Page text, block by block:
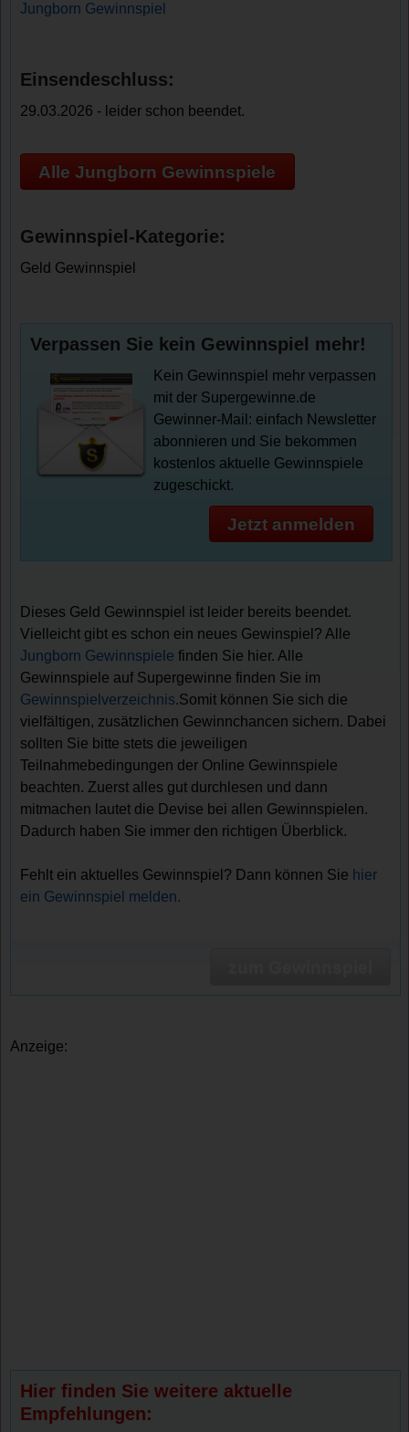
Jungborn Gewinnspiel
Einsendeschluss:
29.03.2026 - leider schon beendet.
Alle Jungborn Gewinnspiele
Gewinnspiel-Kategorie:
Geld Gewinnspiel
Verpassen Sie kein Gewinnspiel mehr!
Kein Gewinnspiel mehr verpassen
mit der Supergewinne.de
Gewinner-Mail: einfach Newsletter
abonnieren und Sie bekommen
kostenlos aktuelle Gewinnspiele
zugeschickt.
Jetzt anmelden
Dieses Geld Gewinnspiel ist leider bereits beendet.
Vielleicht gibt es schon ein neues Gewinspiel? Alle
Jungborn Gewinnspiele finden Sie hier. Alle
Gewinnspiele auf Supergewinne finden Sie im
Gewinnspielverzeichnis.Somit können Sie sich die
vielfältigen, zusätzlichen Gewinnchancen sichern. Dabei
sollten Sie bitte stets die jeweiligen
Teilnahmebedingungen der Online Gewinnspiele
beachten. Zuerst alles gut durchlesen und dann
mitmachen lautet die Devise bei allen Gewinnspielen.
Dadurch haben Sie immer den richtigen Überblick.
Fehlt ein aktuelles Gewinnspiel? Dann können Sie hier
ein Gewinnspiel melden.
Anzeige:
Hier finden Sie weitere aktuelle
Empfehlungen: